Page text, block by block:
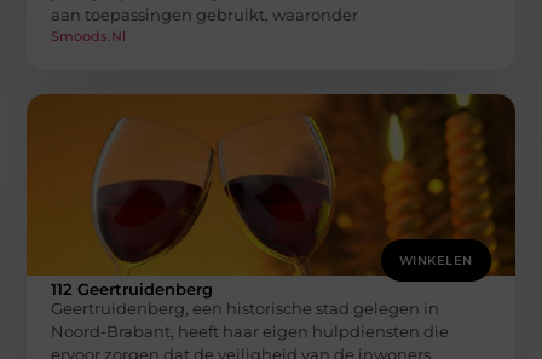
aan toepassingen gebruikt, waaronder
Smoods.nl
WINKELEN
112 Geertruidenberg
Geertruidenberg, een historische stad gelegen in
Noord-Brabant, heeft haar eigen hulpdiensten die
ervoor zorgen dat de veiligheid van de inwoners